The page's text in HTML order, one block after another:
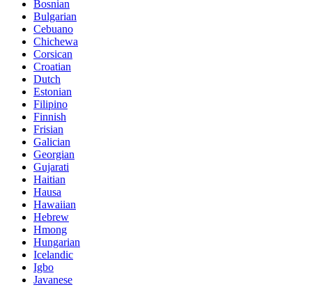
Bosnian
Bulgarian
Cebuano
Chichewa
Corsican
Croatian
Dutch
Estonian
Filipino
Finnish
Frisian
Galician
Georgian
Gujarati
Haitian
Hausa
Hawaiian
Hebrew
Hmong
Hungarian
Icelandic
Igbo
Javanese